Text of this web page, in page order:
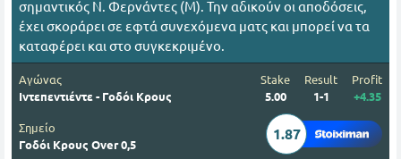
σημαντικός Ν. Φερνάντες (Μ). Την αδικούν οι αποδόσεις,
έχει σκοράρει σε εφτά συνεχόμενα ματς και μπορεί να τα
καταφέρει και στο συγκεκριμένο.
Αγώνας
Ιντεπεντιέντε - Γοδόι Κρους
Stake
5.00
Result
1-1
Profit
+4.35
Σημείο
Γοδόι Κρους Over 0,5
1.87